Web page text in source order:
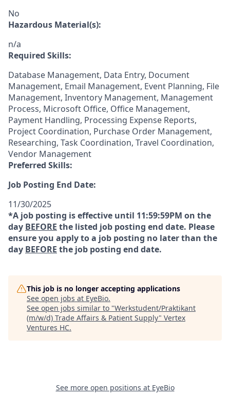
No
Hazardous Material(s):
n/a
Required Skills:
Database Management, Data Entry, Document
Management, Email Management, Event Planning, File
Management, Inventory Management, Management
Process, Microsoft Office, Office Management,
Payment Handling, Processing Expense Reports,
Project Coordination, Purchase Order Management,
Researching, Task Coordination, Travel Coordination,
Vendor Management
Preferred Skills:
Job Posting End Date:
11/30/2025
*A job posting is effective until 11:59:59PM on the
day BEFORE the listed job posting end date. Please
ensure you apply to a job posting no later than the
day BEFORE the job posting end date.
This job is no longer accepting applications
See open jobs at EyeBio.
See open jobs similar to "Werkstudent/Praktikant
(m/w/d) Trade Affairs & Patient Supply" Vertex
Ventures HC.
See more open positions at EyeBio